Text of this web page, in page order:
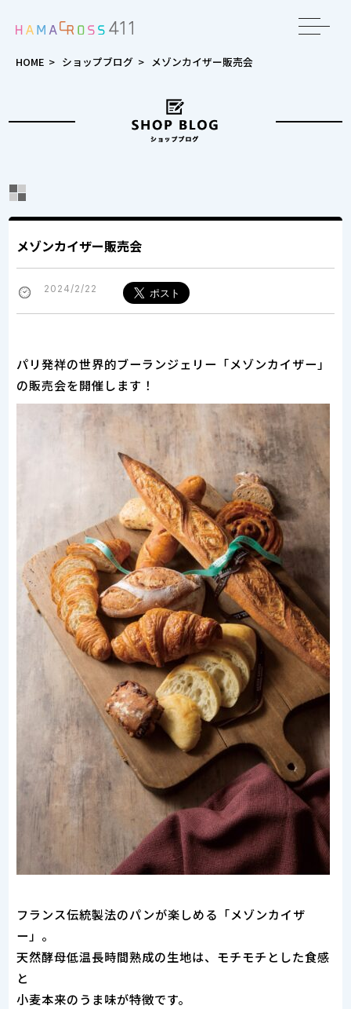
HOME > ショップブログ > メゾンカイザー販売会
メゾンカイザー販売会
2024/2/22
パリ発祥の世界的ブーランジェリー「メゾンカイザー」
の販売会を開催します！
フランス伝統製法のパンが楽しめる「メゾンカイザ
ー」。
天然酵母低温長時間熟成の生地は、モチモチとした食感
と
小麦本来のうま味が特徴です。